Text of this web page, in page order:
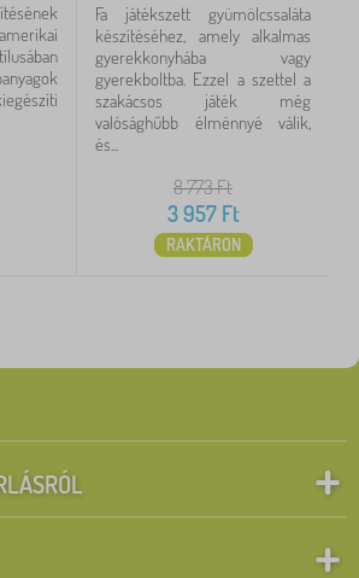
Fa játékszett gyümölcssaláta
készítéséhez, amely alkalmas
gyerekkonyhába vagy
gyerekboltba. Ezzel a szettel a
szakácsos játék még
valósághűbb élménnyé válik,
és...
8 773Ft
3 957Ft
RAKTÁRON